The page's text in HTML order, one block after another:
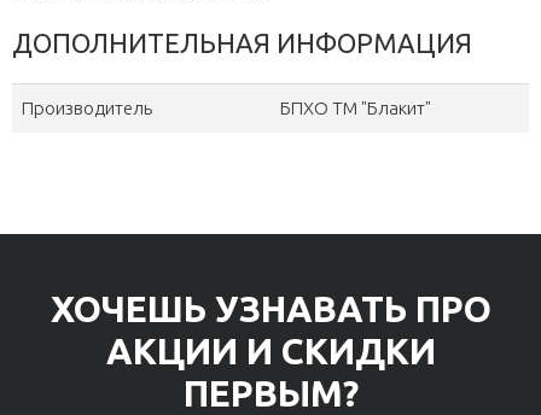
ДОПОЛНИТЕЛЬНАЯ ИНФОРМАЦИЯ
Производитель БПХО ТМ "Блакит"
ХОЧЕШЬ УЗНАВАТЬ ПРО
АКЦИИ И СКИДКИ
ПЕРВЫМ?